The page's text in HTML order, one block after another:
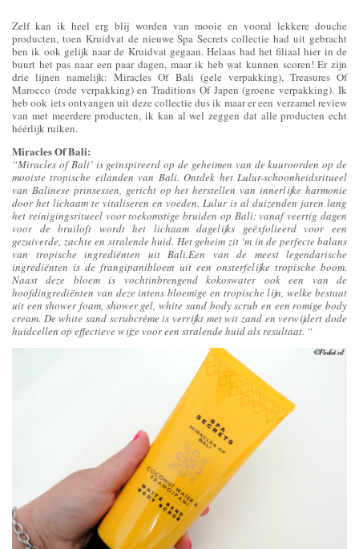
Zelf kan ik heel erg blij worden van mooie en vooral lekkere douche
producten, toen Kruidvat de nieuwe Spa Secrets collectie had uit gebracht
ben ik ook gelijk naar de Kruidvat gegaan. Helaas had het filiaal hier in de
buurt het pas naar een paar dagen, maar ik heb wat kunnen scoren! Er zijn
drie lijnen namelijk: Miracles Of Bali (gele verpakking), Treasures Of
Marocco (rode verpakking) en Traditions Of Japen (groene verpakking). Ik
heb ook iets ontvangen uit deze collectie dus ik maar er een verzamel review
van met meerdere producten, ik kan al wel zeggen dat alle producten echt
héérlijk ruiken.
Miracles Of Bali:
“Miracles of Bali’ is geïnspireerd op de geheimen van de kuuroorden op de
mooiste tropische eilanden van Bali. Ontdek het Lulur-schoonheidsritueel
van Balinese prinsessen, gericht op het herstellen van innerlijke harmonie
door het lichaam te vitaliseren en voeden. Lulur is al duizenden jaren lang
het reinigingsritueel voor toekomstige bruiden op Bali: vanaf veertig dagen
voor de bruiloft wordt het lichaam dagelijks geëxfolieerd voor een
gezuiverde, zachte en stralende huid. Het geheim zit ‘m in de perfecte balans
van tropische ingrediënten uit Bali.Een van de meest legendarische
ingrediënten is de frangipanibloem uit een onsterfelijke tropische boom.
Naast deze bloem is vochtinbrengend kokoswater ook een van de
hoofdingrediënten van deze intens bloemige en tropische lijn, welke bestaat
uit een shower foam, shower gel, white sand body scrub en een romige body
cream. De white sand scrubcrème is verrijkt met wit zand en verwijdert dode
huidcellen op effectieve wijze voor een stralende huid als resultaat. “